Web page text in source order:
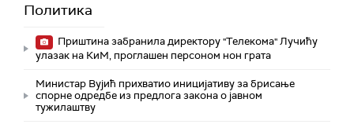
Политика
Приштина забранила директору "Телекома" Лучићу
улазак на КиМ, проглашен персоном нон грата
Министар Вујић прихватио иницијативу за брисање
спорне одредбе из предлога закона o јавном
тужилаштву